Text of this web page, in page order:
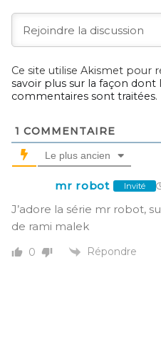
Ce site utilise Akismet pour
savoir plus sur la façon dont
commentaires sont traitées.
1 COMMENTAIRE
Le plus ancien
mr robot Invité
J’adore la série mr robot,
de rami malek
0 Répondre